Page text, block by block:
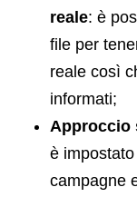
reale: è
file per
reale così
informati;
Approccio
è
campagne